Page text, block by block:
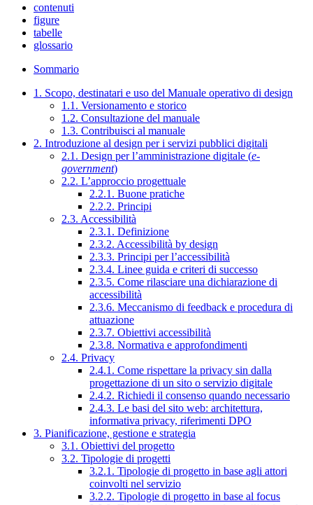
contenuti
figure
tabelle
glossario
Sommario
1. Scopo, destinatari e uso del Manuale operativo di design
1.1. Versionamento e storico
1.2. Consultazione del manuale
1.3. Contribuisci al manuale
2. Introduzione al design per i servizi pubblici digitali
2.1. Design per l’amministrazione digitale (e-
government)
2.2. L’approccio progettuale
2.2.1. Buone pratiche
2.2.2. Principi
2.3. Accessibilità
2.3.1. Definizione
2.3.2. Accessibilità by design
2.3.3. Principi per l’accessibilità
2.3.4. Linee guida e criteri di successo
2.3.5. Come rilasciare una dichiarazione di
accessibilità
2.3.6. Meccanismo di feedback e procedura di
attuazione
2.3.7. Obiettivi accessibilità
2.3.8. Normativa e approfondimenti
2.4. Privacy
2.4.1. Come rispettare la privacy sin dalla
progettazione di un sito o servizio digitale
2.4.2. Richiedi il consenso quando necessario
2.4.3. Le basi del sito web: architettura,
informativa privacy, riferimenti DPO
3. Pianificazione, gestione e strategia
3.1. Obiettivi del progetto
3.2. Tipologie di progetti
3.2.1. Tipologie di progetto in base agli attori
coinvolti nel servizio
3.2.2. Tipologie di progetto in base al focus